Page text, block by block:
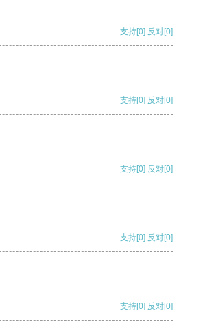
支持[0] 反对[0]
支持[0] 反对[0]
支持[0] 反对[0]
支持[0] 反对[0]
支持[0] 反对[0]